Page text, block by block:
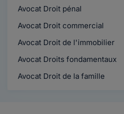
Avocat Droit pénal
Avocat Droit commercial
Avocat Droit de l'immobilier
Avocat Droits fondamentaux
Avocat Droit de la famille